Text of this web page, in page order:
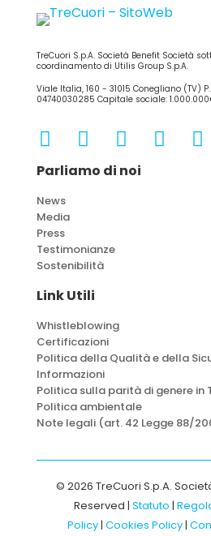
TreCuori S.p.A. Società Benefit Società
coordinamento di Utilis Group S.p.A.
Viale Italia, 160 - 31015 Conegliano (TV)
04740030285 Capitale sociale:
Parliamo di noi
News
Media
Press
Testimonianze
Sostenibilità
Link Utili
Whistleblowing
Certificazioni
Politica della Qualità e della
Informazioni
Politica sulla parità di genere in
Politica ambientale
Note legali (art. 42 Legge 88/
© 2026 TreCuori S.p.A.
Reserved | Statuto |
Policy | Cookies Policy |